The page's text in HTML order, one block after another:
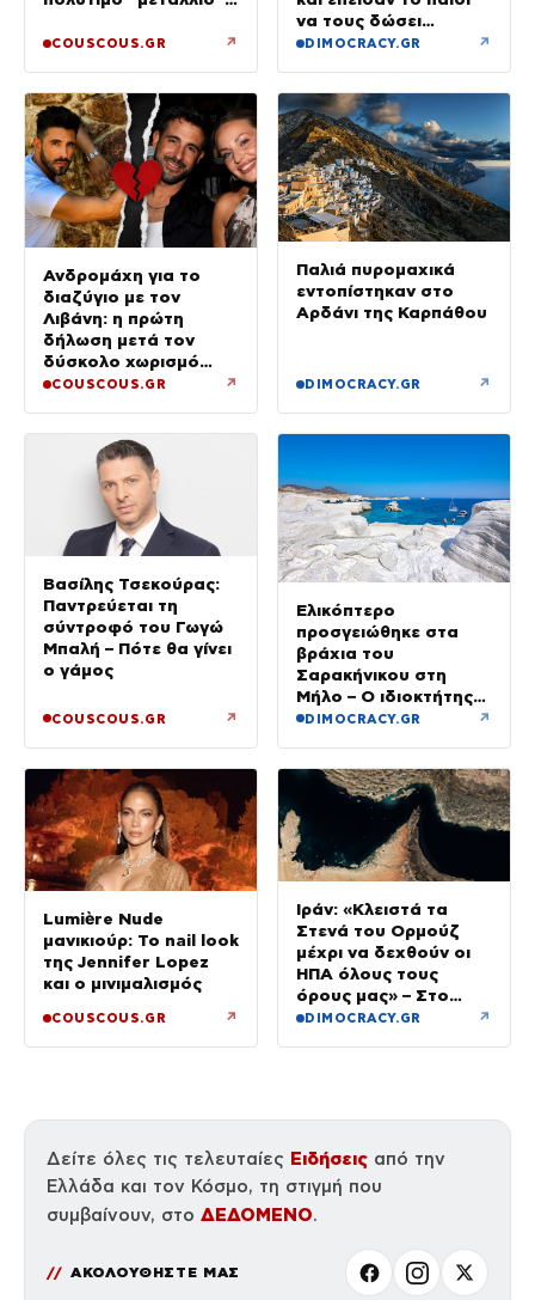
COUSCOUS.GR ↗
να τους δώσει
χρήματα και
DIMOCRACY.GR ↗
Ανδρομάχη για το
διαζύγιο με τον
Λιβάνη: η πρώτη
δήλωση μετά τον
δύσκολο χωρισμό
«Όποιος έχει…»
COUSCOUS.GR ↗
Παλιά πυρομαχικά
εντοπίστηκαν στο
Αρδάνι της Καρπάθου
DIMOCRACY.GR ↗
Βασίλης Τσεκούρας:
Παντρεύεται τη
σύντροφό του Γωγώ
Μπαλή – Πότε θα γίνει
ο γάμος
COUSCOUS.GR ↗
Ελικόπτερο
προσγειώθηκε στα
βράχια του
Σαρακήνικου στη
Μήλο – Ο ιδιοκτήτης
κατέβηκε για μπάνιο
DIMOCRACY.GR ↗
Lumière Nude
μανικιούρ: Το nail look
της Jennifer Lopez
και ο μινιμαλισμός
COUSCOUS.GR ↗
Ιράν: «Κλειστά τα
Στενά του Ορμούζ
μέχρι να δεχθούν οι
ΗΠΑ όλους τους
όρους μας» – Στο
τραπέζι συμφωνία για
DIMOCRACY.GR ↗
Δείτε όλες τις τελευταίες Ειδήσεις από την
Ελλάδα και τον Κόσμο, τη στιγμή που
συμβαίνουν, στο ΔΕΔΟΜΕΝΟ.
ΑΚΟΛΟΥΘΗΣΤΕ ΜΑΣ